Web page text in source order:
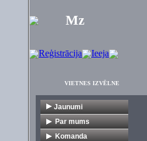
Mz
Reģistrācija Ieeja
VIETNES IZVĒLNE
Jaunumi
Par mums
Vēsture
Komanda